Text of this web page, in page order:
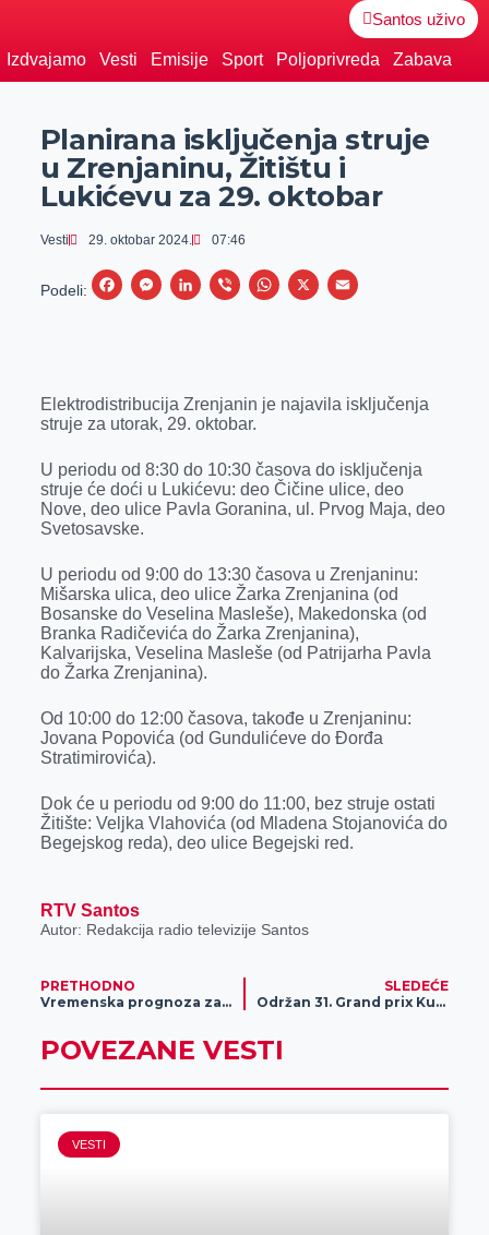
Santos uživo
Izdvajamo Vesti Emisije Sport Poljoprivreda Zabava
Planirana isključenja struje
u Zrenjaninu, Žitištu i
Lukićevu za 29. oktobar
Vesti 29. oktobar 2024. 07:46
Podeli:
F
b
o
k
M
e
n
g
e
L
e
I
n
V
r
W
s
p
p
X
E
l
Elektrodistribucija Zrenjanin je najavila isključenja
struje za utorak, 29. oktobar.
U periodu od 8:30 do 10:30 časova do isključenja
struje će doći u Lukićevu: deo Čičine ulice, deo
Nove, deo ulice Pavla Goranina, ul. Prvog Maja, deo
Svetosavske.
U periodu od 9:00 do 13:30 časova u Zrenjaninu:
Mišarska ulica, deo ulice Žarka Zrenjanina (od
Bosanske do Veselina Masleše), Makedonska (od
Branka Radičevića do Žarka Zrenjanina),
Kalvarijska, Veselina Masleše (od Patrijarha Pavla
do Žarka Zrenjanina).
Od 10:00 do 12:00 časova, takođe u Zrenjaninu:
Jovana Popovića (od Gundulićeve do Đorđa
Stratimirovića).
Dok će u periodu od 9:00 do 11:00, bez struje ostati
Žitište: Veljka Vlahovića (od Mladena Stojanovića do
Begejskog reda), deo ulice Begejski red.
RTV Santos
Autor: Redakcija radio televizije Santos
PRETHODNO
Vremenska prognoza za 29. oktobar
SLEDEĆE
Održan 31. Grand prix Kup Zrenjanin 2024 – Ekipa Proletera osvojila čak 54 medalja
POVEZANE VESTI
VESTI